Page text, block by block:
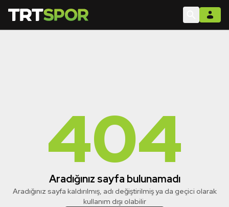
404
Aradığınız sayfa bulunamadı
Aradığınız sayfa kaldırılmış, adı değiştirilmiş ya da geçici olarak
kullanım dışı olabilir